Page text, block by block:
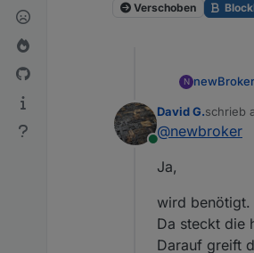
Verschoben
N newBroker
Online
David G.schrieb
zuletzt
@newbroker
Ja,
wird benötigt.
Da steckt die
Darauf greift